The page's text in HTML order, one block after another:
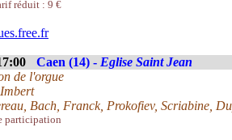
réduit : 9 €
Caen (14) - Eglise Saint Jean
de l'orgue
Bach, Franck, Prokofiev, Scriabine,
participation